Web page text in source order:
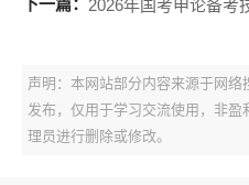
2026年国考申论备考
声明：本网站部分内容来源于网
发布，仅用于学习交流使用，非
理员进行删除或修改。